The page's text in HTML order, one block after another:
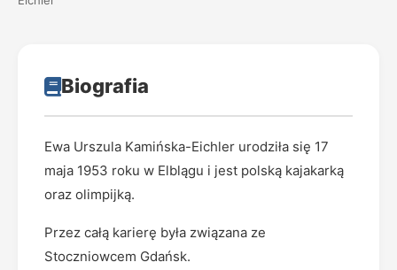
Biografia
Ewa Urszula Kamińska-Eichler urodziła się 17
maja 1953 roku w Elblągu i jest polską kajakarką
oraz olimpijką.
Przez całą karierę była związana ze
Stoczniowcem Gdańsk.